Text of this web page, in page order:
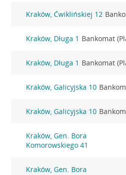
Kraków, Ćwiklińskiej 12
Kraków, Długa 1 Bankomat
Kraków, Długa 1 Bankomat
Kraków, Galicyjska 10
Kraków, Galicyjska 10
Kraków, Gen. Bora
Komorowskiego 41
Kraków, Gen. Bora